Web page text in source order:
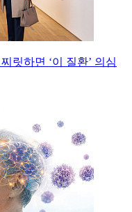
릿하면 ‘이 질환’ 의심